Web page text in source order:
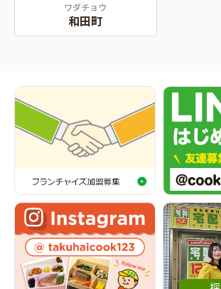
ワダチョウ
和田町